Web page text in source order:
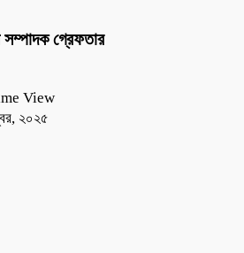
সম্পাদক গ্রেফতার
View
২০২৫